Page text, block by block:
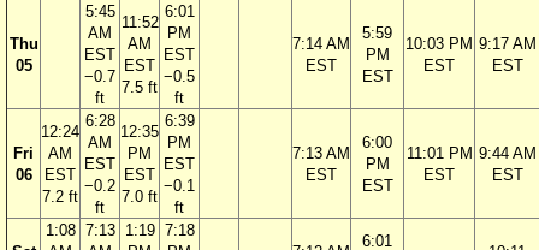
Thu
05
5:45
AM
EST
−0.7
ft
11:52
AM
EST
7.5 ft
6:01
PM
EST
−0.5
ft
7:14 AM
EST
5:59
PM
EST
10:03 PM
EST
9:17 AM
EST
Fri
06
12:24
AM
EST
7.2 ft
6:28
AM
EST
−0.2
ft
12:35
PM
EST
7.0 ft
6:39
PM
EST
−0.1
ft
7:13 AM
EST
6:00
PM
EST
11:01 PM
EST
9:44 AM
EST
1:08 7:13
1:19 7:18
6:01